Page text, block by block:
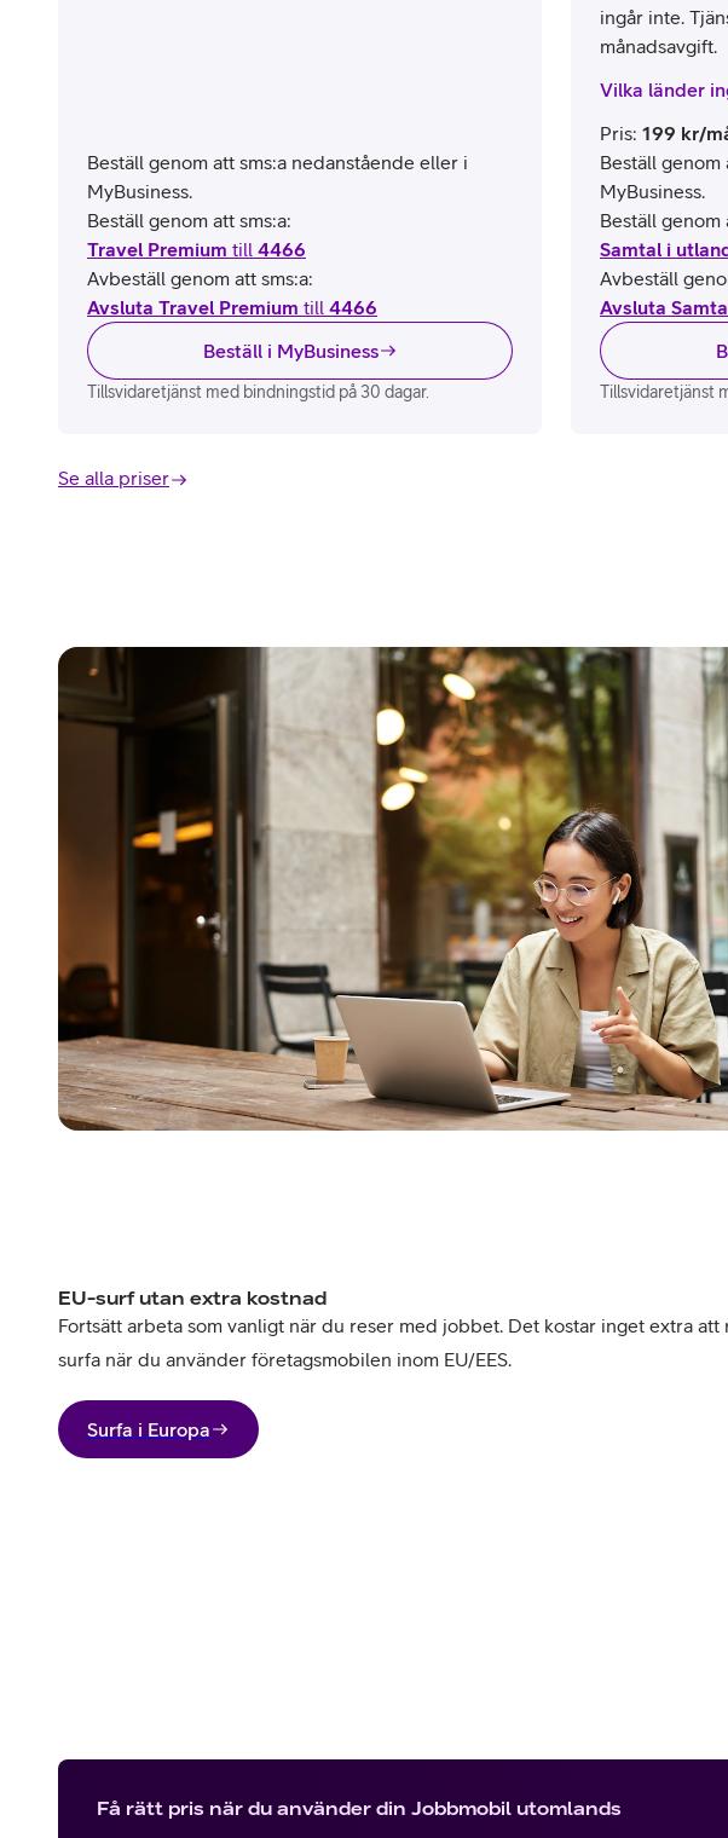
Beställ genom att sms:a nedanstående eller i
MyBusiness.
Beställ genom att sms:a:
Travel Premium till 4466
Avbeställ genom att sms:a:
Avsluta Travel Premium till 4466
Beställ i MyBusiness
Tillsvidaretjänst med bindningstid på 30 dagar.
ingår inte.
månadsavgift.
Vilka länder
Pris: 199 kr/
Beställ genom
MyBusiness.
Beställ genom
Samtal i
Avbeställ
Avsluta
Tillsvidaretjänst
Se alla priser
EU-surf utan extra kostnad
Fortsätt arbeta som vanligt när du reser med jobbet. Det kostar inget extra att
surfa när du använder företagsmobilen inom EU/EES.
Surfa i Europa
Få rätt pris när du använder din Jobbmobil utomlands